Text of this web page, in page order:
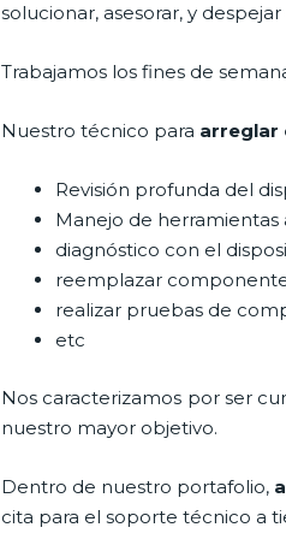
solucionar, asesorar, y
Trabajamos los fines de
Nuestro técnico para arreglar
Revisión profunda del
Manejo de herramientas
diagnóstico con el
reemplazar
realizar pruebas de
etc
Nos caracterizamos por ser
nuestro mayor objetivo.
Dentro de nuestro portafolio,
cita para el soporte técnico a